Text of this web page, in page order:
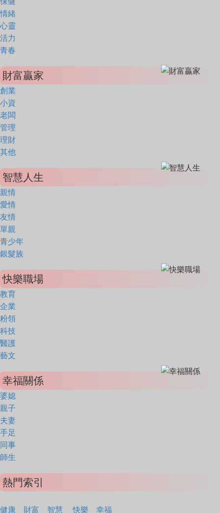
情緒
心靈
活力
青春
財富贏家
創業
小資
老闆
管理
理財
其他
智慧人生
親情
愛情
友情
單親
青少年
銀髮族
快樂職場
教育
企業
粉領
科技
醫護
藝文
幸福關係
婆媳
親子
夫妻
手足
同事
師生
熱門索引
健康 財富 智慧 快樂 幸福